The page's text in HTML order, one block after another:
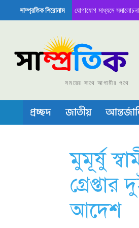
সাম্প্রতিক শিরোনাম
বৈঠক নিয়ে সামাজিক যোগাযোগ মাধ্যমে সমালোচনা
বা চীপ তৈরিতে নিজের শক্ত অবস্থান জানান দিচ্ছে
সময়ের সাথে আগামীর পথে
প্রচ্ছদ জাতীয়
মুমূর্ষু
আদেশ